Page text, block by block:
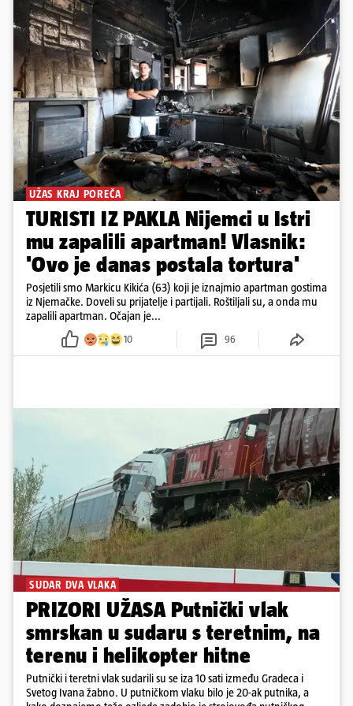
UŽAS KRAJ POREČA
TURISTI IZ PAKLA Nijemci u Istri
mu zapalili apartman! Vlasnik:
'Ovo je danas postala tortura'
Posjetili smo Markicu Kikića (63) koji je iznajmio apartman gostima
iz Njemačke. Doveli su prijatelje i partijali. Roštiljali su, a onda mu
zapalili apartman. Očajan je...
10 96
SUDAR DVA VLAKA
PRIZORI UŽASA Putnički vlak
smrskan u sudaru s teretnim, na
terenu i helikopter hitne
Putnički i teretni vlak sudarili su se iza 10 sati između Gradeca i
Svetog Ivana žabno. U putničkom vlaku bilo je 20-ak putnika, a